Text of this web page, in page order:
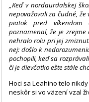
„Keď v nordaurdalskej
nepovažovali za čudné,
piatok pred
poznamenal, že je zrejme
nehralo rolu pri jej
nej: došlo k
pochopili, keď sa
či je dievčatko ešte stále
Hoci sa Leahino telo
neskôr si vo väzení vzal